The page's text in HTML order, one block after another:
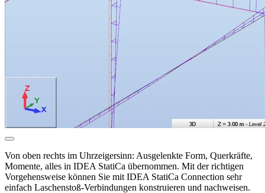
Von oben rechts im Uhrzeigersinn: Ausgelenkte Form, Querkräfte,
Momente, alles in IDEA StatiCa übernommen. Mit der richtigen
Vorgehensweise können Sie mit IDEA StatiCa Connection sehr
einfach Laschenstoß-Verbindungen konstruieren und nachweisen.